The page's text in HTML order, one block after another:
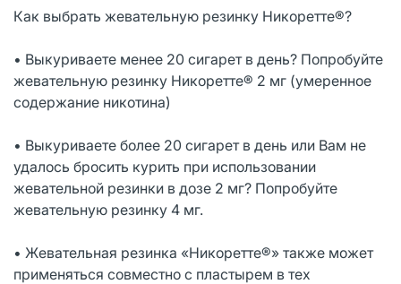
Как выбрать жевательную резинку Никоретте®?
• Выкуриваете менее 20 сигарет в день? Попробуйте
жевательную резинку Никоретте® 2 мг (умеренное
содержание никотина)
• Выкуриваете более 20 сигарет в день или Вам не
удалось бросить курить при использовании
жевательной резинки в дозе 2 мг? Попробуйте
жевательную резинку 4 мг.
• Жевательная резинка «Никоретте®» также может
применяться совместно с пластырем в тех